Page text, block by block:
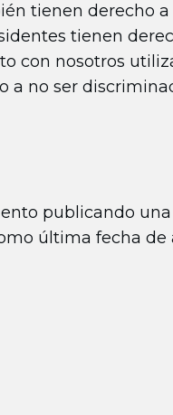
tienen derecho
tienen
con nosotros
a no ser
publicando una
última fecha de